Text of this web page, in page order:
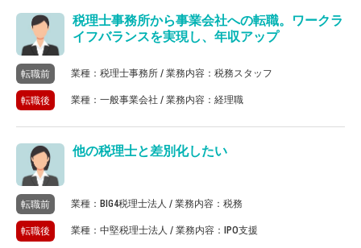
税理士事務所から事業会社への転職。ワークラ
イフバランスを実現し、年収アップ
転職前 業種：税理士事務所 / 業務内容：税務スタッフ
転職後 業種：一般事業会社 / 業務内容：経理職
他の税理士と差別化したい
転職前 業種：BIG4税理士法人 / 業務内容：税務
転職後 業種：中堅税理士法人 / 業務内容：IPO支援